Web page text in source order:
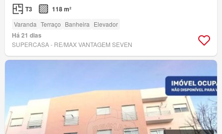
T3 118 m²
Varanda Terraço Banheira Elevador
Há 21 dias
SUPERCASA - RE/MAX VANTAGEM SEVEN